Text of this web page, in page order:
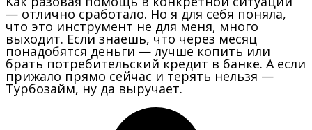
— отлично сработало. Но я для себя поняла,
что это инструмент не для меня, много
выходит. Если знаешь, что через месяц
понадобятся деньги — лучше копить или
брать потребительский кредит в банке. А если
прижало прямо сейчас и терять нельзя —
Турбозайм, ну да выручает.